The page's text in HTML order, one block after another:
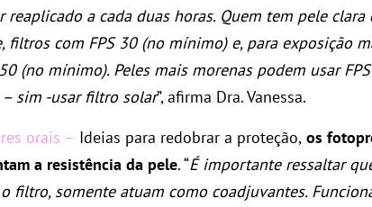
reaplicado a cada duas horas. Quem tem pele clara
filtros com FPS 30 (no mínimo) e, para exposição
(no mínimo). Peles mais morenas podem usar
sim -usar filtro solar”, afirma Dra. Vanessa.
orais – Ideias para redobrar a proteção, os
a resistência da pele. “É importante ressaltar
filtro, somente atuam como coadjuvantes.